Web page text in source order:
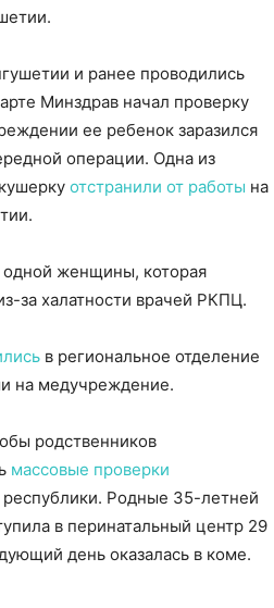
и ранее проводились
Минздрав начал проверку
ее ребенок заразился
операции. Одна из
отстранили от работы на
женщины, которая
за халатности врачей РКПЦ.
в региональное отделение
на медучреждение.
родственников
массовые проверки
республики. Родные 35-летней
в перинатальный центр 29
день оказалась в коме.